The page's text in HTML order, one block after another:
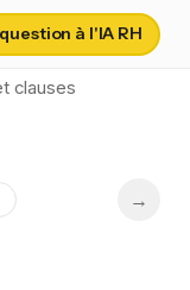
à l'IA RH
clauses